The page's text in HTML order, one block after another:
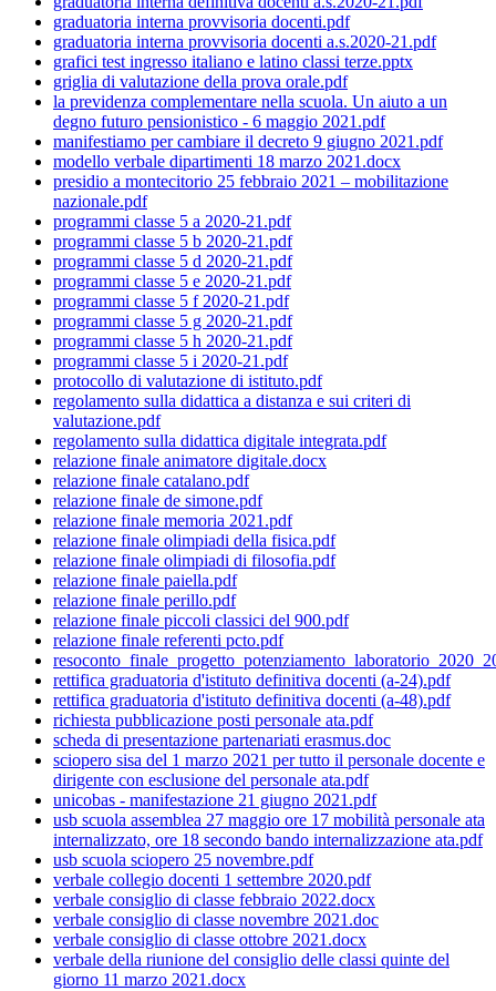
graduatoria interna provvisoria docenti.pdf
graduatoria interna provvisoria docenti a.s.2020-21.pdf
grafici test ingresso italiano e latino classi terze.pptx
griglia di valutazione della prova orale.pdf
la previdenza complementare nella scuola. Un aiuto a un
degno futuro pensionistico - 6 maggio 2021.pdf
manifestiamo per cambiare il decreto 9 giugno 2021.pdf
modello verbale dipartimenti 18 marzo 2021.docx
presidio a montecitorio 25 febbraio 2021 – mobilitazione
nazionale.pdf
programmi classe 5 a 2020-21.pdf
programmi classe 5 b 2020-21.pdf
programmi classe 5 d 2020-21.pdf
programmi classe 5 e 2020-21.pdf
programmi classe 5 f 2020-21.pdf
programmi classe 5 g 2020-21.pdf
programmi classe 5 h 2020-21.pdf
programmi classe 5 i 2020-21.pdf
protocollo di valutazione di istituto.pdf
regolamento sulla didattica a distanza e sui criteri di
valutazione.pdf
regolamento sulla didattica digitale integrata.pdf
relazione finale animatore digitale.docx
relazione finale catalano.pdf
relazione finale de simone.pdf
relazione finale memoria 2021.pdf
relazione finale olimpiadi della fisica.pdf
relazione finale olimpiadi di filosofia.pdf
relazione finale paiella.pdf
relazione finale perillo.pdf
relazione finale piccoli classici del 900.pdf
relazione finale referenti pcto.pdf
rettifica graduatoria d'istituto definitiva docenti (a-24).pdf
rettifica graduatoria d'istituto definitiva docenti (a-48).pdf
richiesta pubblicazione posti personale ata.pdf
scheda di presentazione partenariati erasmus.doc
sciopero sisa del 1 marzo 2021 per tutto il personale docente e
dirigente con esclusione del personale ata.pdf
unicobas - manifestazione 21 giugno 2021.pdf
usb scuola assemblea 27 maggio ore 17 mobilità personale ata
internalizzato, ore 18 secondo bando internalizzazione ata.pdf
usb scuola sciopero 25 novembre.pdf
verbale collegio docenti 1 settembre 2020.pdf
verbale consiglio di classe febbraio 2022.docx
verbale consiglio di classe novembre 2021.doc
verbale consiglio di classe ottobre 2021.docx
verbale della riunione del consiglio delle classi quinte del
giorno 11 marzo 2021.docx